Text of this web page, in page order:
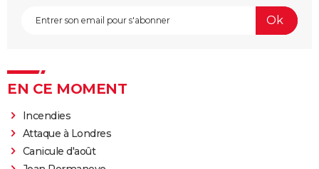
EN CE MOMENT
Incendies
Attaque à Londres
Canicule d'août